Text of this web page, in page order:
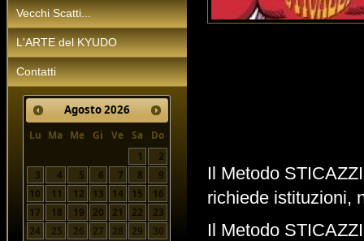
Il Metodo
richiede istituzioni,
Il Metodo
Vecchi Scatti...
L'ARTE del KYUDO
Contatti
Agosto2026
Lu Ma Me Gi Ve Sa
Do
1
2
3
4 5 6 7 8
9
10
11 12 13 14 15
16
17
18 19 20 21 22
23
24
25 26 27 28 29
30